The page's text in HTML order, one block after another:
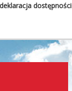
deklaracja dostępności